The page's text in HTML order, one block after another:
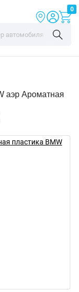
0
аэр Ароматная